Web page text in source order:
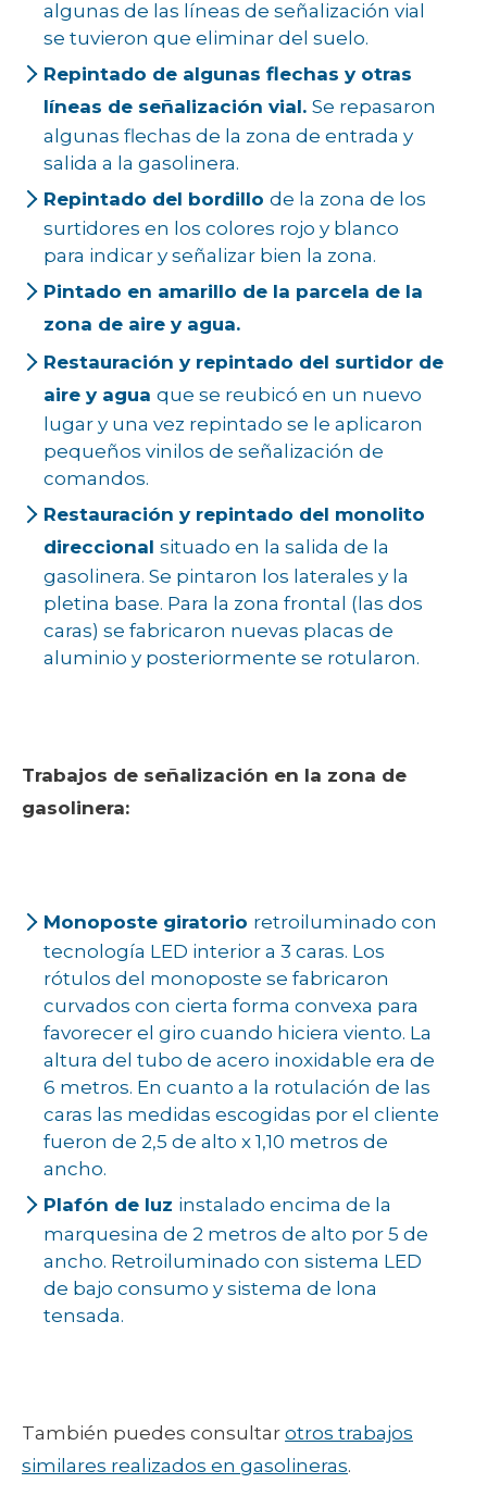
algunas de las líneas de señalización vial
se tuvieron que eliminar del suelo.
Repintado de algunas flechas y otras
líneas de señalización vial. Se repasaron
algunas flechas de la zona de entrada y
salida a la gasolinera.
Repintado del bordillo de la zona de los
surtidores en los colores rojo y blanco
para indicar y señalizar bien la zona.
Pintado en amarillo de la parcela de la
zona de aire y agua.
Restauración y repintado del surtidor de
aire y agua que se reubicó en un nuevo
lugar y una vez repintado se le aplicaron
pequeños vinilos de señalización de
comandos.
Restauración y repintado del monolito
direccional situado en la salida de la
gasolinera. Se pintaron los laterales y la
pletina base. Para la zona frontal (las dos
caras) se fabricaron nuevas placas de
aluminio y posteriormente se rotularon.
Trabajos de señalización en la zona de
gasolinera:
Monoposte giratorio retroiluminado con
tecnología LED interior a 3 caras. Los
rótulos del monoposte se fabricaron
curvados con cierta forma convexa para
favorecer el giro cuando hiciera viento. La
altura del tubo de acero inoxidable era de
6 metros. En cuanto a la rotulación de las
caras las medidas escogidas por el cliente
fueron de 2,5 de alto x 1,10 metros de
ancho.
Plafón de luz instalado encima de la
marquesina de 2 metros de alto por 5 de
ancho. Retroiluminado con sistema LED
de bajo consumo y sistema de lona
tensada.
También puedes consultar otros trabajos
similares realizados en gasolineras.